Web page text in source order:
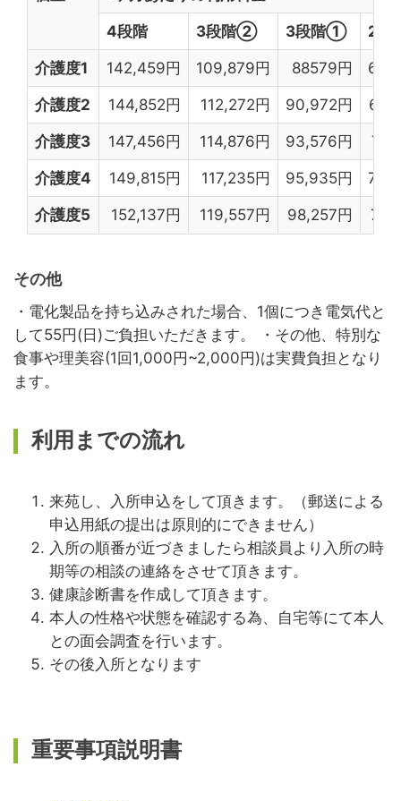
4段階 3段階② 3段階① 2段
介護度1 142,459円 109,879円 88579円
介護度2 144,852円 112,272円 90,972円
介護度3 147,456円 114,876円 93,576円
介護度4 149,815円 117,235円 95,935円
介護度5 152,137円 119,557円 98,257円
その他
・電化製品を持ち込みされた場合、1個につき電気代と
して55円(日)ご負担いただきます。 ・その他、特別な
食事や理美容(1回1,000円~2,000円)は実費負担となり
ます。
利用までの流れ
来苑し、入所申込をして頂きます。（郵送による
申込用紙の提出は原則的にできません）
入所の順番が近づきましたら相談員より入所の時
期等の相談の連絡をさせて頂きます。
健康診断書を作成して頂きます。
本人の性格や状態を確認する為、自宅等にて本人
との面会調査を行います。
その後入所となります
重要事項説明書